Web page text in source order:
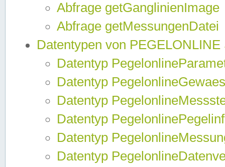
Abfrage getGanglinienImage
Abfrage getMessungenDatei
Datentypen von
Datentyp
Datentyp
Datentyp
Datentyp
Datentyp
Datentyp